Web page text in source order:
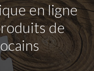
en ligne
de